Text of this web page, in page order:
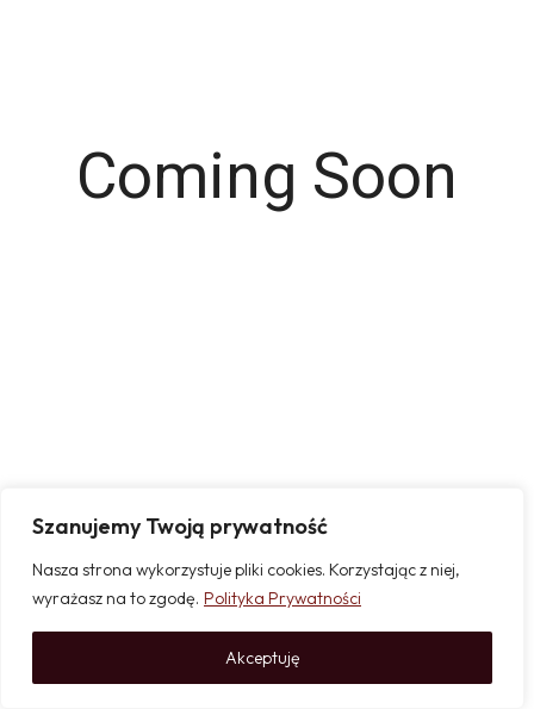
Szanujemy Twoją prywatność
Nasza strona wykorzystuje pliki cookies. Korzystając z niej,
wyrażasz na to zgodę. Polityka Prywatności
Akceptuję
Coming Soon